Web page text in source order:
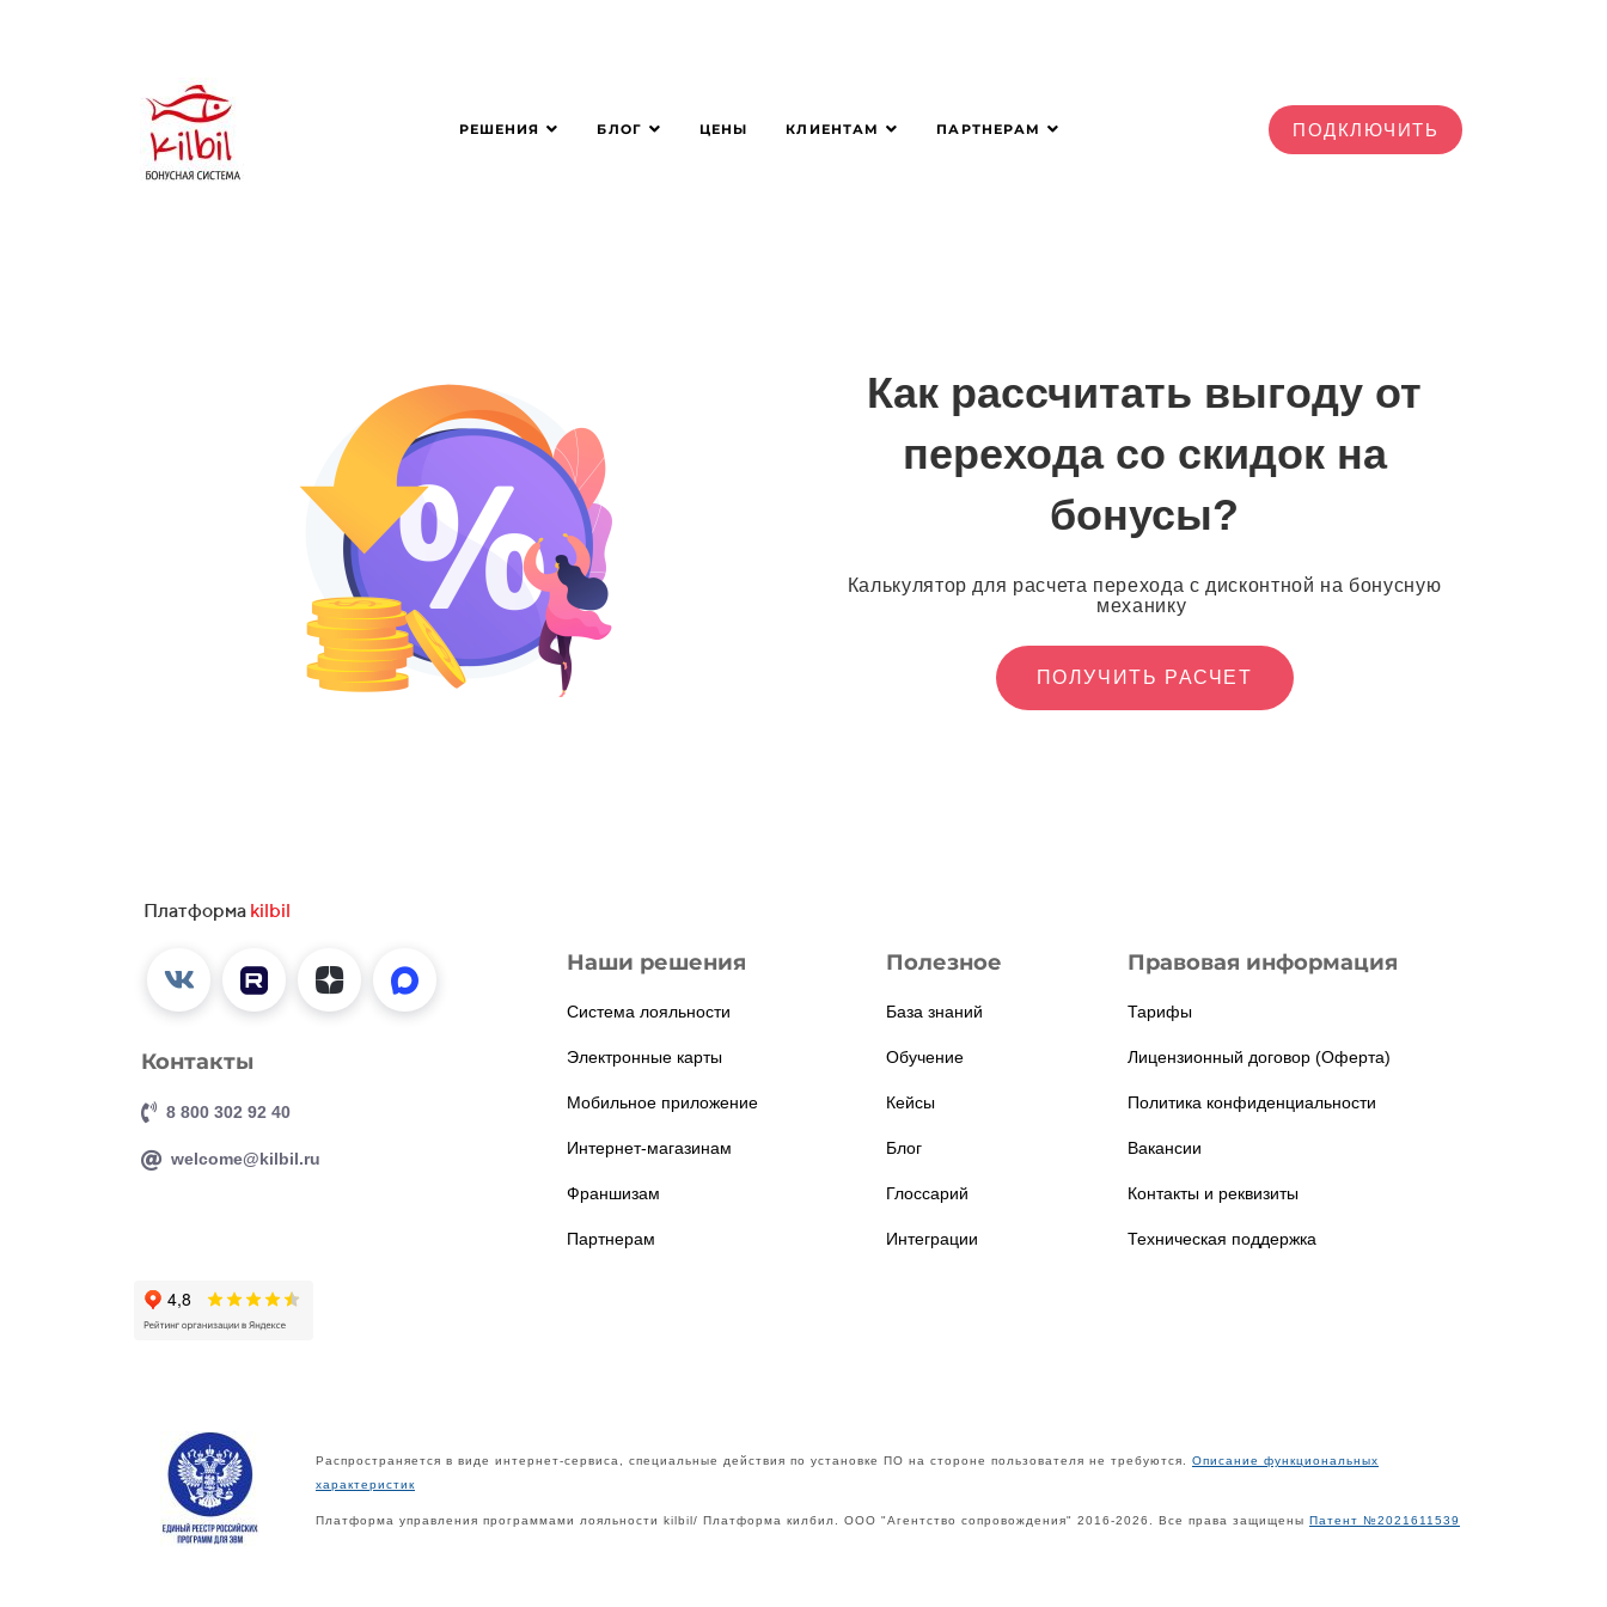
РЕШЕНИЯ БЛОГ ЦЕНЫ КЛИЕНТАМ ПАРТНЕРАМ ПОДКЛЮЧИТЬ
Как рассчитать выгоду от
перехода со скидок на
бонусы?
Калькулятор для расчета перехода с дисконтной на бонусную
механику
ПОЛУЧИТЬ РАСЧЕТ
Платформа kilbil
Контакты
8 800 302 92 40
welcome@kilbil.ru
Наши решения
Система лояльности
Электронные карты
Мобильное приложение
Интернет-магазинам
Франшизам
Партнерам
Полезное
База знаний
Обучение
Кейсы
Блог
Глоссарий
Интеграции
Правовая информация
Тарифы
Лицензионный договор (Оферта)
Политика конфиденциальности
Вакансии
Контакты и реквизиты
Техническая поддержка
Распространяется в виде интернет-сервиса, специальные действия по установке ПО на стороне пользователя не требуются. Описание функциональных
характеристик
Платформа управления программами лояльности kilbil/ Платформа килбил. ООО "Агентство сопровождения" 2016-2026. Все права защищены Патент №2021611539